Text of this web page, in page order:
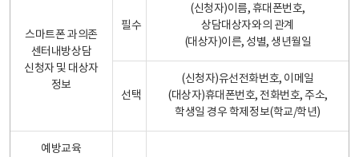
스마트폰 과의존
센터내방상담
신청자 및 대상자
정보
필수
(신청자)이름, 휴대폰번호,
상담대상자와의 관계
(대상자)이른, 성별, 생년월일
선택
(신청자)유선전화번호, 이메일
(대상자)휴대폰번호, 전화번호, 주소,
학생일 경우 학제정보(학교/학년)
예방교육